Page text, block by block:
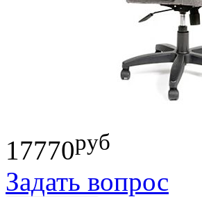
17770руб
Задать вопрос